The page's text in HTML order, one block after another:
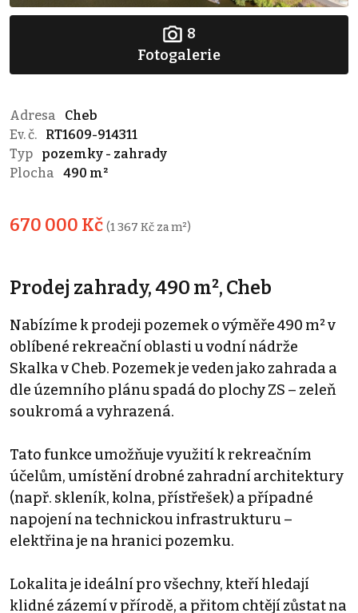
8
Fotogalerie
Adresa
Cheb
Ev. č.
RT1609-914311
Typ
pozemky - zahrady
Plocha
490 m²
670 000 Kč (1 367 Kč za m²)
Prodej zahrady, 490 m², Cheb
Nabízíme k prodeji pozemek o výměře 490 m² v
oblíbené rekreační oblasti u vodní nádrže
Skalka v Cheb. Pozemek je veden jako zahrada a
dle územního plánu spadá do plochy ZS – zeleň
soukromá a vyhrazená.
Tato funkce umožňuje využití k rekreačním
účelům, umístění drobné zahradní architektury
(např. skleník, kolna, přístřešek) a případné
napojení na technickou infrastrukturu –
elektřina je na hranici pozemku.
Lokalita je ideální pro všechny, kteří hledají
klidné zázemí v přírodě, a přitom chtějí zůstat na